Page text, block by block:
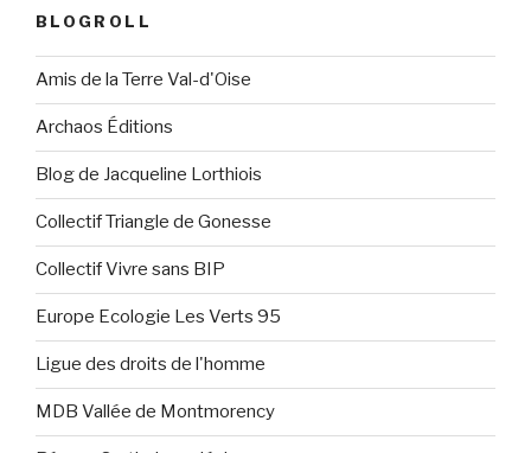
BLOGROLL
Amis de la Terre Val-d'Oise
Archaos Éditions
Blog de Jacqueline Lorthiois
Collectif Triangle de Gonesse
Collectif Vivre sans BIP
Europe Ecologie Les Verts 95
Ligue des droits de l'homme
MDB Vallée de Montmorency